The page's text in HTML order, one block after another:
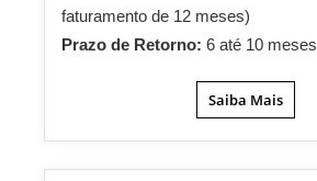
faturamento de 12 meses)
Prazo de Retorno: 6 até 10 meses
Saiba Mais